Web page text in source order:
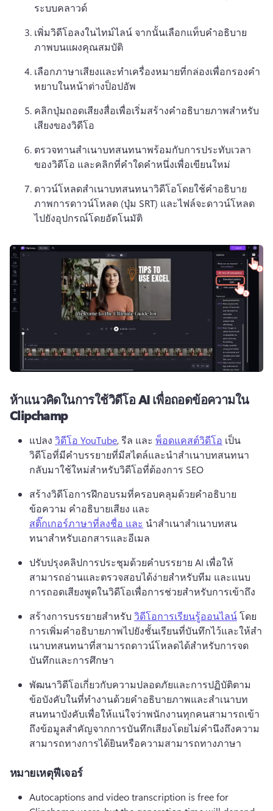
ระบบคลาวด์
เพิ่มวิดีโอลงในไทม์ไลน์ จากนั้นเลือกแท็บคําอธิบาย
ภาพบนแผงคุณสมบัติ
เลือกภาษาเสียงและทําเครื่องหมายที่กล่องเพื่อกรองคํา
หยาบในหน้าต่างป็อปอัพ
คลิกปุ่มถอดเสียงสื่อเพื่อเริ่มสร้างคําอธิบายภาพสําหรับ
เสียงของวิดีโอ
ตรวจทานสําเนาบทสนทนาพร้อมกับการประทับเวลา
ของวิดีโอ และคลิกที่คําใดคําหนึ่งเพื่อเขียนใหม่
ดาวน์โหลดสําเนาบทสนทนาวิดีโอโดยใช้คําอธิบาย
ภาพการดาวน์โหลด (ปุ่ม SRT) และไฟล์จะดาวน์โหลด
ไปยังอุปกรณ์โดยอัตโนมัติ
ห้าแนวคิดในการใช้วิดีโอ AI เพื่อถอดข้อความใน
Clipchamp
แปลง วิดีโอ YouTube, รีล และ พ็อดแคสต์วิดีโอ เป็น
วิดีโอที่มีคําบรรยายที่มีสไตล์และนําสําเนาบทสนทนา
กลับมาใช้ใหม่สําหรับวิดีโอที่ต้องการ SEO
สร้างวิดีโอการฝึกอบรมที่ครอบคลุมด้วยคําอธิบาย
ข้อความ คําอธิบายเสียง และ
สติ๊กเกอร์ภาษาที่ลงชื่อ และ นําสําเนาสําเนาบทสน
ทนาสําหรับเอกสารและอีเมล
ปรับปรุงคลิปการประชุมด้วยคำบรรยาย AI เพื่อให้
สามารถอ่านและตรวจสอบได้ง่ายสำหรับทีม และแนบ
การถอดเสียงพูดในวิดีโอเพื่อการช่วยสำหรับการเข้าถึง
สร้างการบรรยายสําหรับ วิดีโอการเรียนรู้ออนไลน์ โดย
การเพิ่มคําอธิบายภาพไปยังชั้นเรียนที่บันทึกไว้และให้สํา
เนาบทสนทนาที่สามารถดาวน์โหลดได้สําหรับการจด
บันทึกและการศึกษา
พัฒนาวิดีโอเกี่ยวกับความปลอดภัยและการปฏิบัติตาม
ข้อบังคับในที่ทํางานด้วยคําอธิบายภาพและสําเนาบท
สนทนาบังคับเพื่อให้แน่ใจว่าพนักงานทุกคนสามารถเข้า
ถึงข้อมูลสําคัญจากการบันทึกเสียงโดยไม่คํานึงถึงความ
สามารถทางการได้ยินหรือความสามารถทางภาษา
หมายเหตุฟีเจอร์
Autocaptions and video transcription is free for